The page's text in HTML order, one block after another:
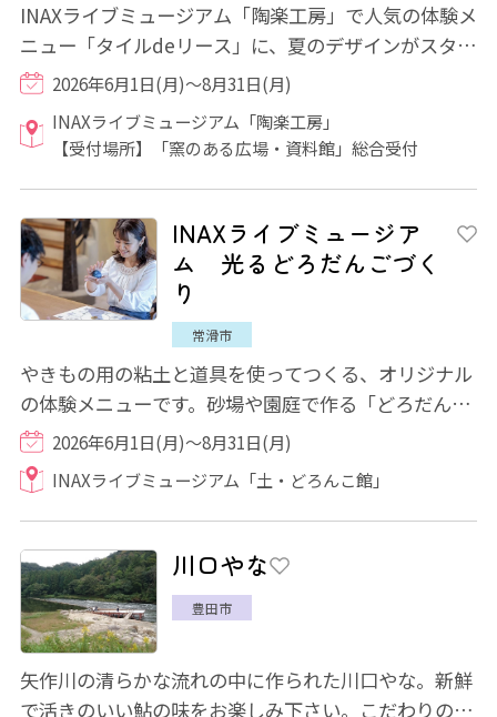
INAXライブミュージアム「陶楽工房」で人気の体験メ
ニュー「タイルdeリース」に、夏のデザインがスター
ト！ 紫陽花やひまわり畑、七夕といった季...
2026年6月1日(月)～8月31日(月)
INAXライブミュージアム「陶楽工房」
【受付場所】「窯のある広場・資料館」総合受付
INAXライブミュージア
ム 光るどろだんごづく
り
常滑市
やきもの用の粘土と道具を使ってつくる、オリジナル
の体験メニューです。砂場や園庭で作る「どろだん
ご」とは全く違う方法で、粘土の球を削り、色...
2026年6月1日(月)～8月31日(月)
INAXライブミュージアム「土・どろんこ館」
川口やな
豊田市
矢作川の清らかな流れの中に作られた川口やな。新鮮
で活きのいい鮎の味をお楽しみ下さい。こだわりの岩